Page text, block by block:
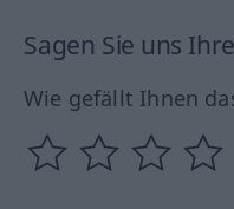
Sagen Sie uns
Wie gefällt Ihnen